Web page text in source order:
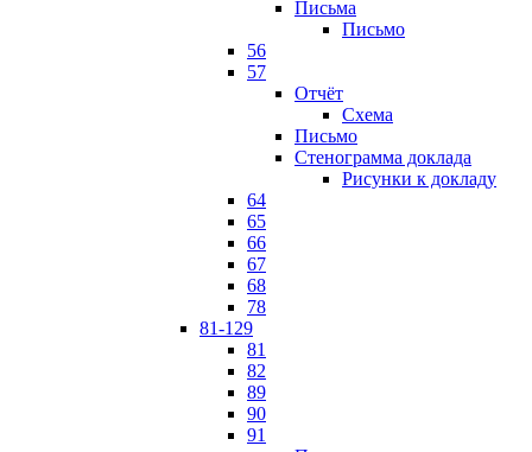
Письма
Письмо
56
57
Отчёт
Схема
Письмо
Стенограмма доклада
Рисунки к докладу
64
65
66
67
68
78
81-129
81
82
89
90
91